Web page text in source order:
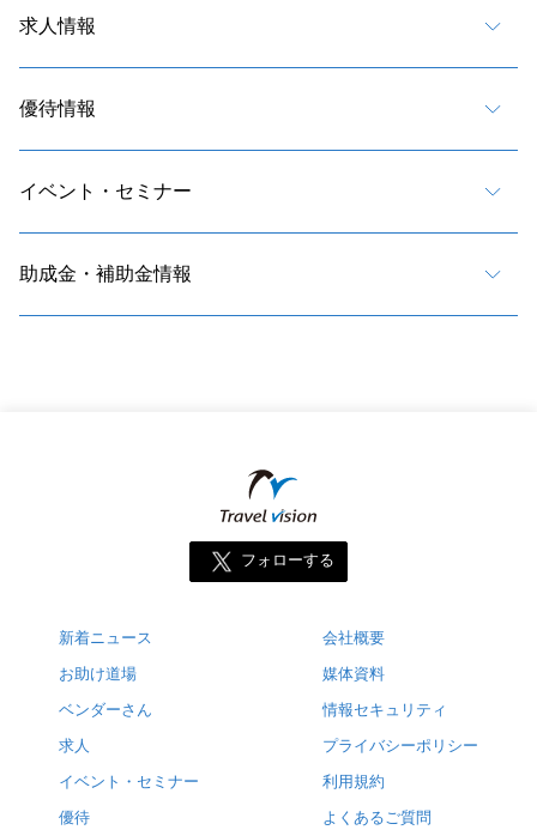
求人情報
優待情報
イベント・セミナー
助成金・補助金情報
フォローする
新着ニュース
お助け道場
ベンダーさん
求人
イベント・セミナー
優待
会社概要
媒体資料
情報セキュリティ
プライバシーポリシー
利用規約
よくあるご質問